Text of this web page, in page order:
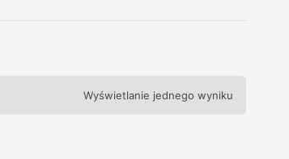
Wyświetlanie jednego wyniku